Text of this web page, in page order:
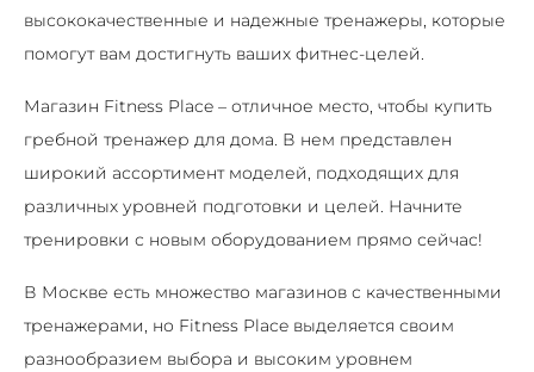
высококачественные и надежные тренажеры, которые
помогут вам достигнуть ваших фитнес-целей.
Магазин Fitness Place – отличное место, чтобы купить
гребной тренажер для дома. В нем представлен
широкий ассортимент моделей, подходящих для
различных уровней подготовки и целей. Начните
тренировки с новым оборудованием прямо сейчас!
В Москве есть множество магазинов с качественными
тренажерами, но Fitness Place выделяется своим
разнообразием выбора и высоким уровнем